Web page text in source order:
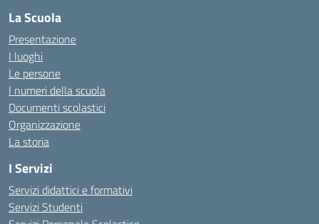
La Scuola
Presentazione
I luoghi
Le persone
I numeri della scuola
Documenti scolastici
Organizzazione
La storia
I Servizi
Servizi didattici e formativi
Servizi Studenti